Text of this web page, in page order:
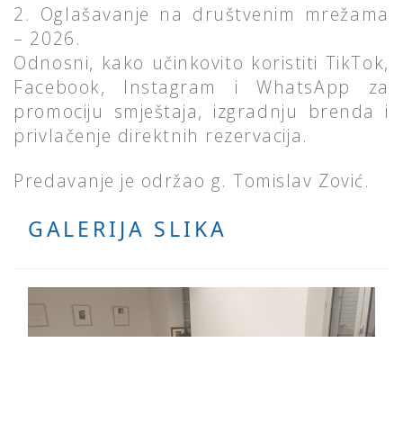
2. Oglašavanje na društvenim mrežama
– 2026.
Odnosni, kako učinkovito koristiti TikTok,
Facebook, Instagram i WhatsApp za
promociju smještaja, izgradnju brenda i
privlačenje direktnih rezervacija.
Predavanje je održao g. Tomislav Zović.
GALERIJA SLIKA